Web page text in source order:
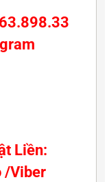
Liền:
/Viber